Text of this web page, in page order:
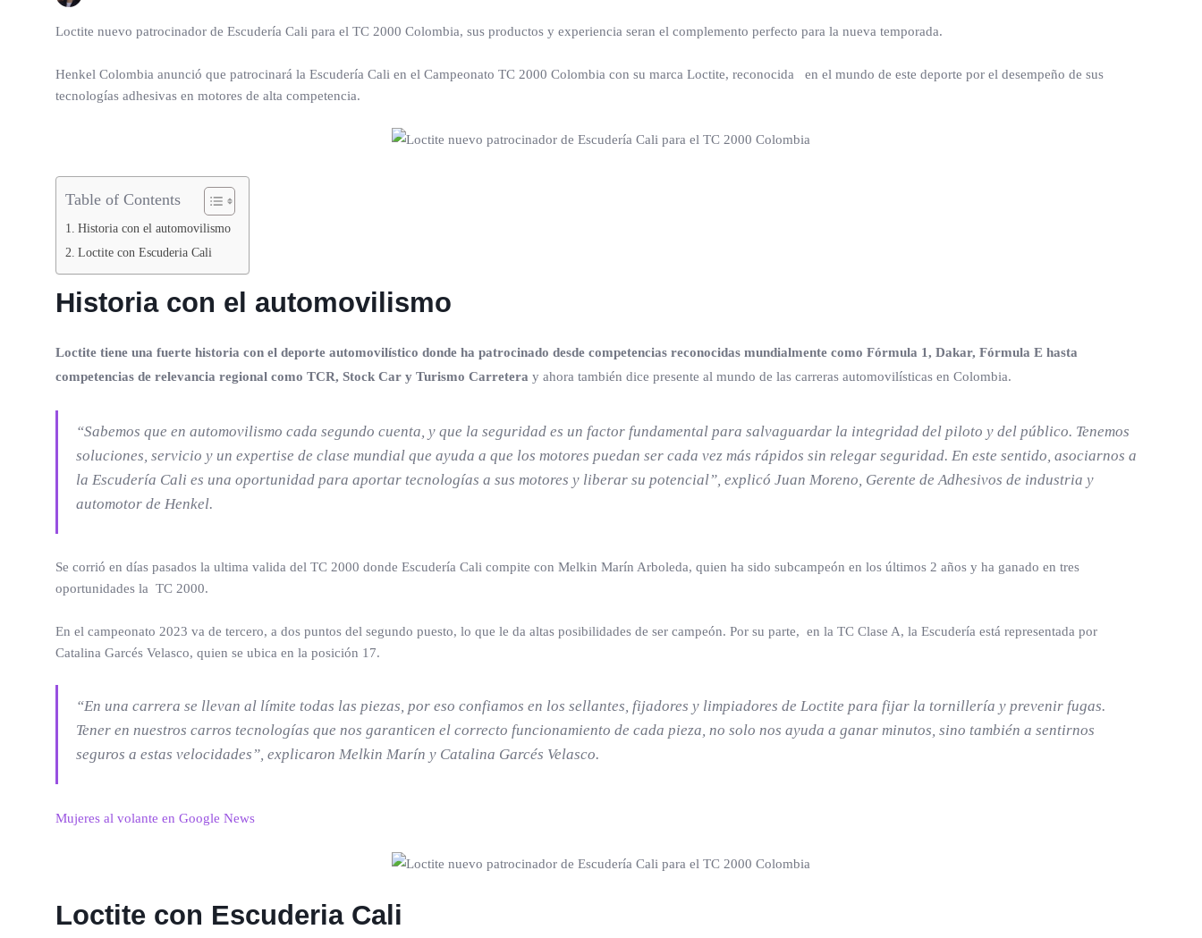
Loctite nuevo patrocinador de Escudería Cali para el TC 2000 Colombia, sus productos y experiencia seran el complemento perfecto para la nueva temporada.
Henkel Colombia anunció que patrocinará la Escudería Cali en el Campeonato TC 2000 Colombia con su marca Loctite, reconocida en el mundo de este deporte por el desempeño de sus
tecnologías adhesivas en motores de alta competencia.
Table of Contents
Historia con el automovilismo
Loctite con Escuderia Cali
Historia con el automovilismo
Loctite tiene una fuerte historia con el deporte automovilístico donde ha patrocinado desde competencias reconocidas mundialmente como Fórmula 1, Dakar, Fórmula E hasta
competencias de relevancia regional como TCR, Stock Car y Turismo Carretera y ahora también dice presente al mundo de las carreras automovilísticas en Colombia.
“Sabemos que en automovilismo cada segundo cuenta, y que la seguridad es un factor fundamental para salvaguardar la integridad del piloto y del público. Tenemos
soluciones, servicio y un expertise de clase mundial que ayuda a que los motores puedan ser cada vez más rápidos sin relegar seguridad. En este sentido, asociarnos a
la Escudería Cali es una oportunidad para aportar tecnologías a sus motores y liberar su potencial”, explicó Juan Moreno, Gerente de Adhesivos de industria y
automotor de Henkel.
Se corrió en días pasados la ultima valida del TC 2000 donde Escudería Cali compite con Melkin Marín Arboleda, quien ha sido subcampeón en los últimos 2 años y ha ganado en tres
oportunidades la TC 2000.
En el campeonato 2023 va de tercero, a dos puntos del segundo puesto, lo que le da altas posibilidades de ser campeón. Por su parte, en la TC Clase A, la Escudería está representada por
Catalina Garcés Velasco, quien se ubica en la posición 17.
“En una carrera se llevan al límite todas las piezas, por eso confiamos en los sellantes, fijadores y limpiadores de Loctite para fijar la tornillería y prevenir fugas.
Tener en nuestros carros tecnologías que nos garanticen el correcto funcionamiento de cada pieza, no solo nos ayuda a ganar minutos, sino también a sentirnos
seguros a estas velocidades”, explicaron Melkin Marín y Catalina Garcés Velasco.
Mujeres al volante en Google News
Loctite con Escuderia Cali